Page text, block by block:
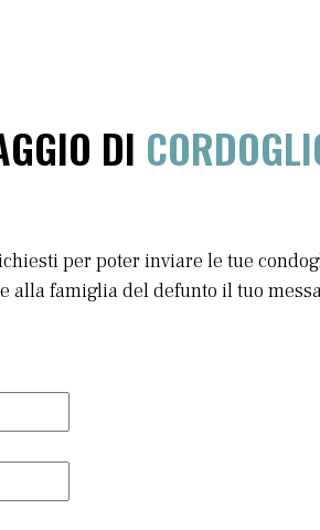
DI
per poter inviare le tue
alla famiglia del defunto il tuo